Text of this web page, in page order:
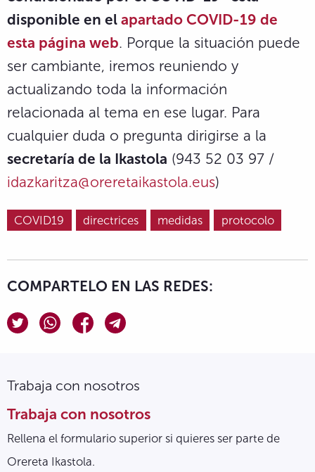
disponible en el apartado COVID-19 de
esta página web. Porque la situación puede
ser cambiante, iremos reuniendo y
actualizando toda la información
relacionada al tema en ese lugar. Para
cualquier duda o pregunta dirigirse a la
secretaría de la Ikastola (943 52 03 97 /
idazkaritza@oreretaikastola.eus)
COVID19 directrices medidas protocolo
COMPARTELO EN LAS REDES:
Trabaja con nosotros
Trabaja con nosotros
Rellena el formulario superior si quieres ser parte de
Orereta Ikastola.